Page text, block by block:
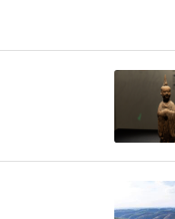
西省分行
于万军贤
陕邮银请